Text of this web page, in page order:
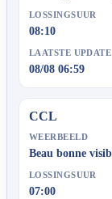
LOSSINGSUUR
08:10
LAATSTE UPDATE
08/08 06:59
CCL
WEERBEELD
Beau bonne
LOSSINGSUUR
07:00